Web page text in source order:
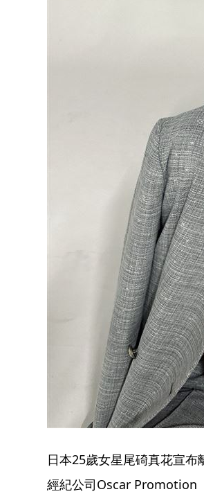
日本25歲女星尾碕真花宣布
經紀公司Oscar Promotion